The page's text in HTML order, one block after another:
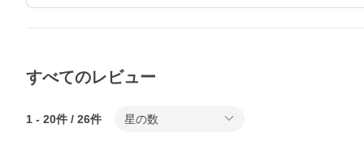
すべてのレビュー
1 - 20件 / 26件 星の数